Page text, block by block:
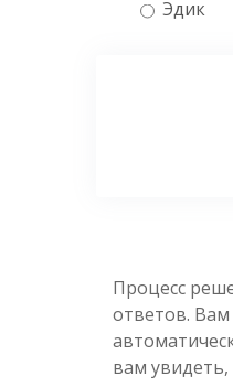
Эдик
Процесс
ответов.
вам увидеть,